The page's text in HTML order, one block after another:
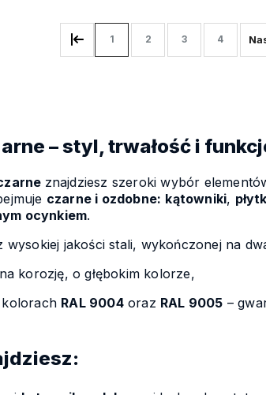
1 2 3 4
– styl, trwałość i
znajdziesz szeroki wybór
czarne i ozdobne: kątowniki,
ocynkiem.
jakości stali, wykończonej na
korozję, o głębokim kolorze,
RAL 9004oraz RAL 9005 –